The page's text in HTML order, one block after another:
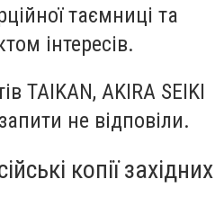
таємниці та
інтересів.
TAIKAN, AKIRA SEIKI
не відповіли.
копії західних